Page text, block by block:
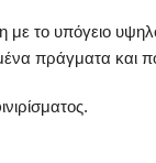
με το υπόγειο
πράγματα και